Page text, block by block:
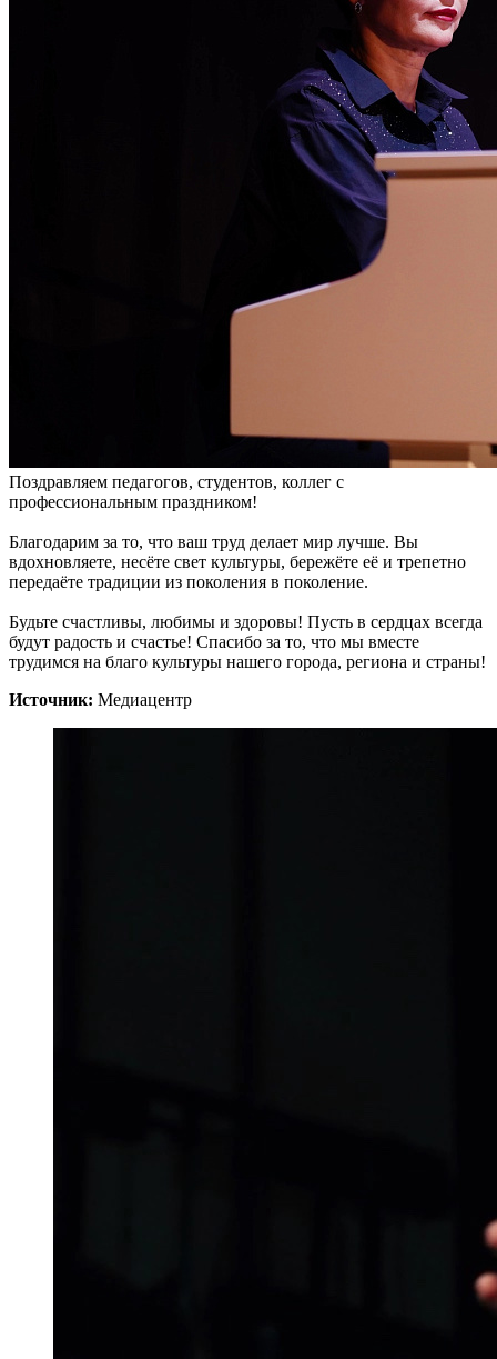
Поздравляем педагогов, студентов, коллег с
профессиональным праздником!
Благодарим за то, что ваш труд делает мир лучше. Вы
вдохновляете, несёте свет культуры, бережёте её и трепетно
передаёте традиции из поколения в поколение.
Будьте счастливы, любимы и здоровы! Пусть в сердцах всегда
будут радость и счастье! Спасибо за то, что мы вместе
трудимся на благо культуры нашего города, региона и страны!
Источник: Медиацентр